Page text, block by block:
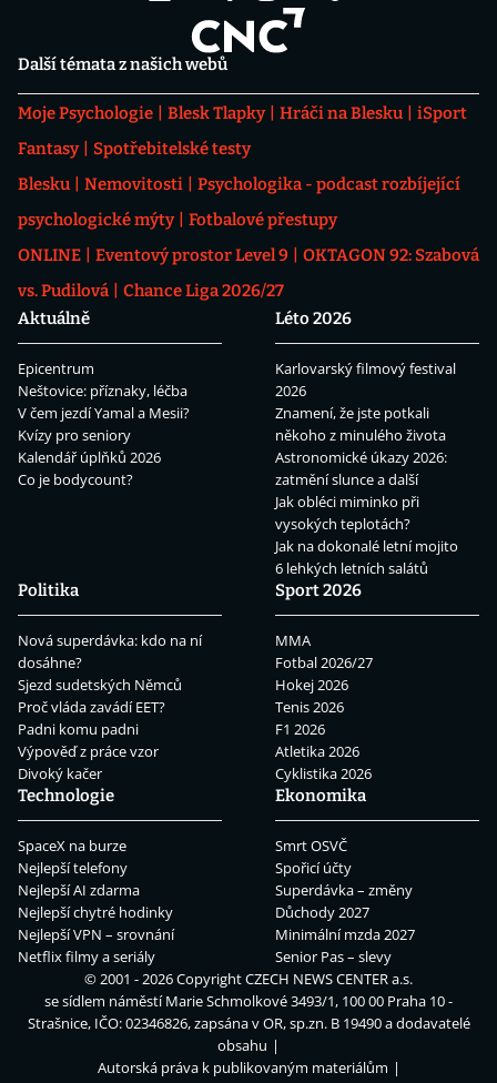
Další témata z našich webů
Moje Psychologie Blesk Tlapky Hráči na Blesku
iSport
Fantasy
Spotřebitelské testy
Blesku
Nemovitosti
Psychologika - podcast rozbíjející
psychologické mýty
Fotbalové přestupy
ONLINE
Eventový prostor Level 9
OKTAGON 92: Szabová
vs. Pudilová
Chance Liga 2026/27
Aktuálně
Epicentrum
Neštovice: příznaky, léčba
V čem jezdí Yamal a Mesii?
Kvízy pro seniory
Kalendář úplňků 2026
Co je bodycount?
Léto 2026
Karlovarský filmový festival
2026
Znamení, že jste potkali
někoho z minulého života
Astronomické úkazy 2026:
zatmění slunce a další
Jak obléci miminko při
vysokých teplotách?
Jak na dokonalé letní mojito
6 lehkých letních salátů
Politika
Nová superdávka: kdo na ní
dosáhne?
Sjezd sudetských Němců
Proč vláda zavádí EET?
Padni komu padni
Výpověď z práce vzor
Divoký kačer
Sport 2026
MMA
Fotbal 2026/27
Hokej 2026
Tenis 2026
F1 2026
Atletika 2026
Cyklistika 2026
Technologie
SpaceX na burze
Nejlepší telefony
Nejlepší AI zdarma
Nejlepší chytré hodinky
Nejlepší VPN – srovnání
Netflix filmy a seriály
Ekonomika
Smrt OSVČ
Spořicí účty
Superdávka – změny
Důchody 2027
Minimální mzda 2027
Senior Pas – slevy
© 2001 - 2026 CopyrightCZECH NEWS CENTER a.s.
se sídlem náměstí Marie Schmolkové 3493/1, 100 00 Praha 10 -
Strašnice, IČO: 02346826, zapsána v OR, sp.zn. B 19490 a dodavatelé
obsahu
Autorská práva k publikovaným materiálům